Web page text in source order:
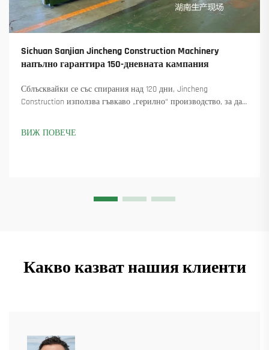
Sichuan Sanjian Jincheng Construction Machinery
напълно гарантира 150-дневната кампания
Сблъсквайки се със спирания над 120 дни, Jincheng
Construction използва гъвкаво „герилно“ производство, за да
Вижте как са поддържали производството в движение.
ВИЖ ПОВЕЧЕ
Какво казват нашия клиенти